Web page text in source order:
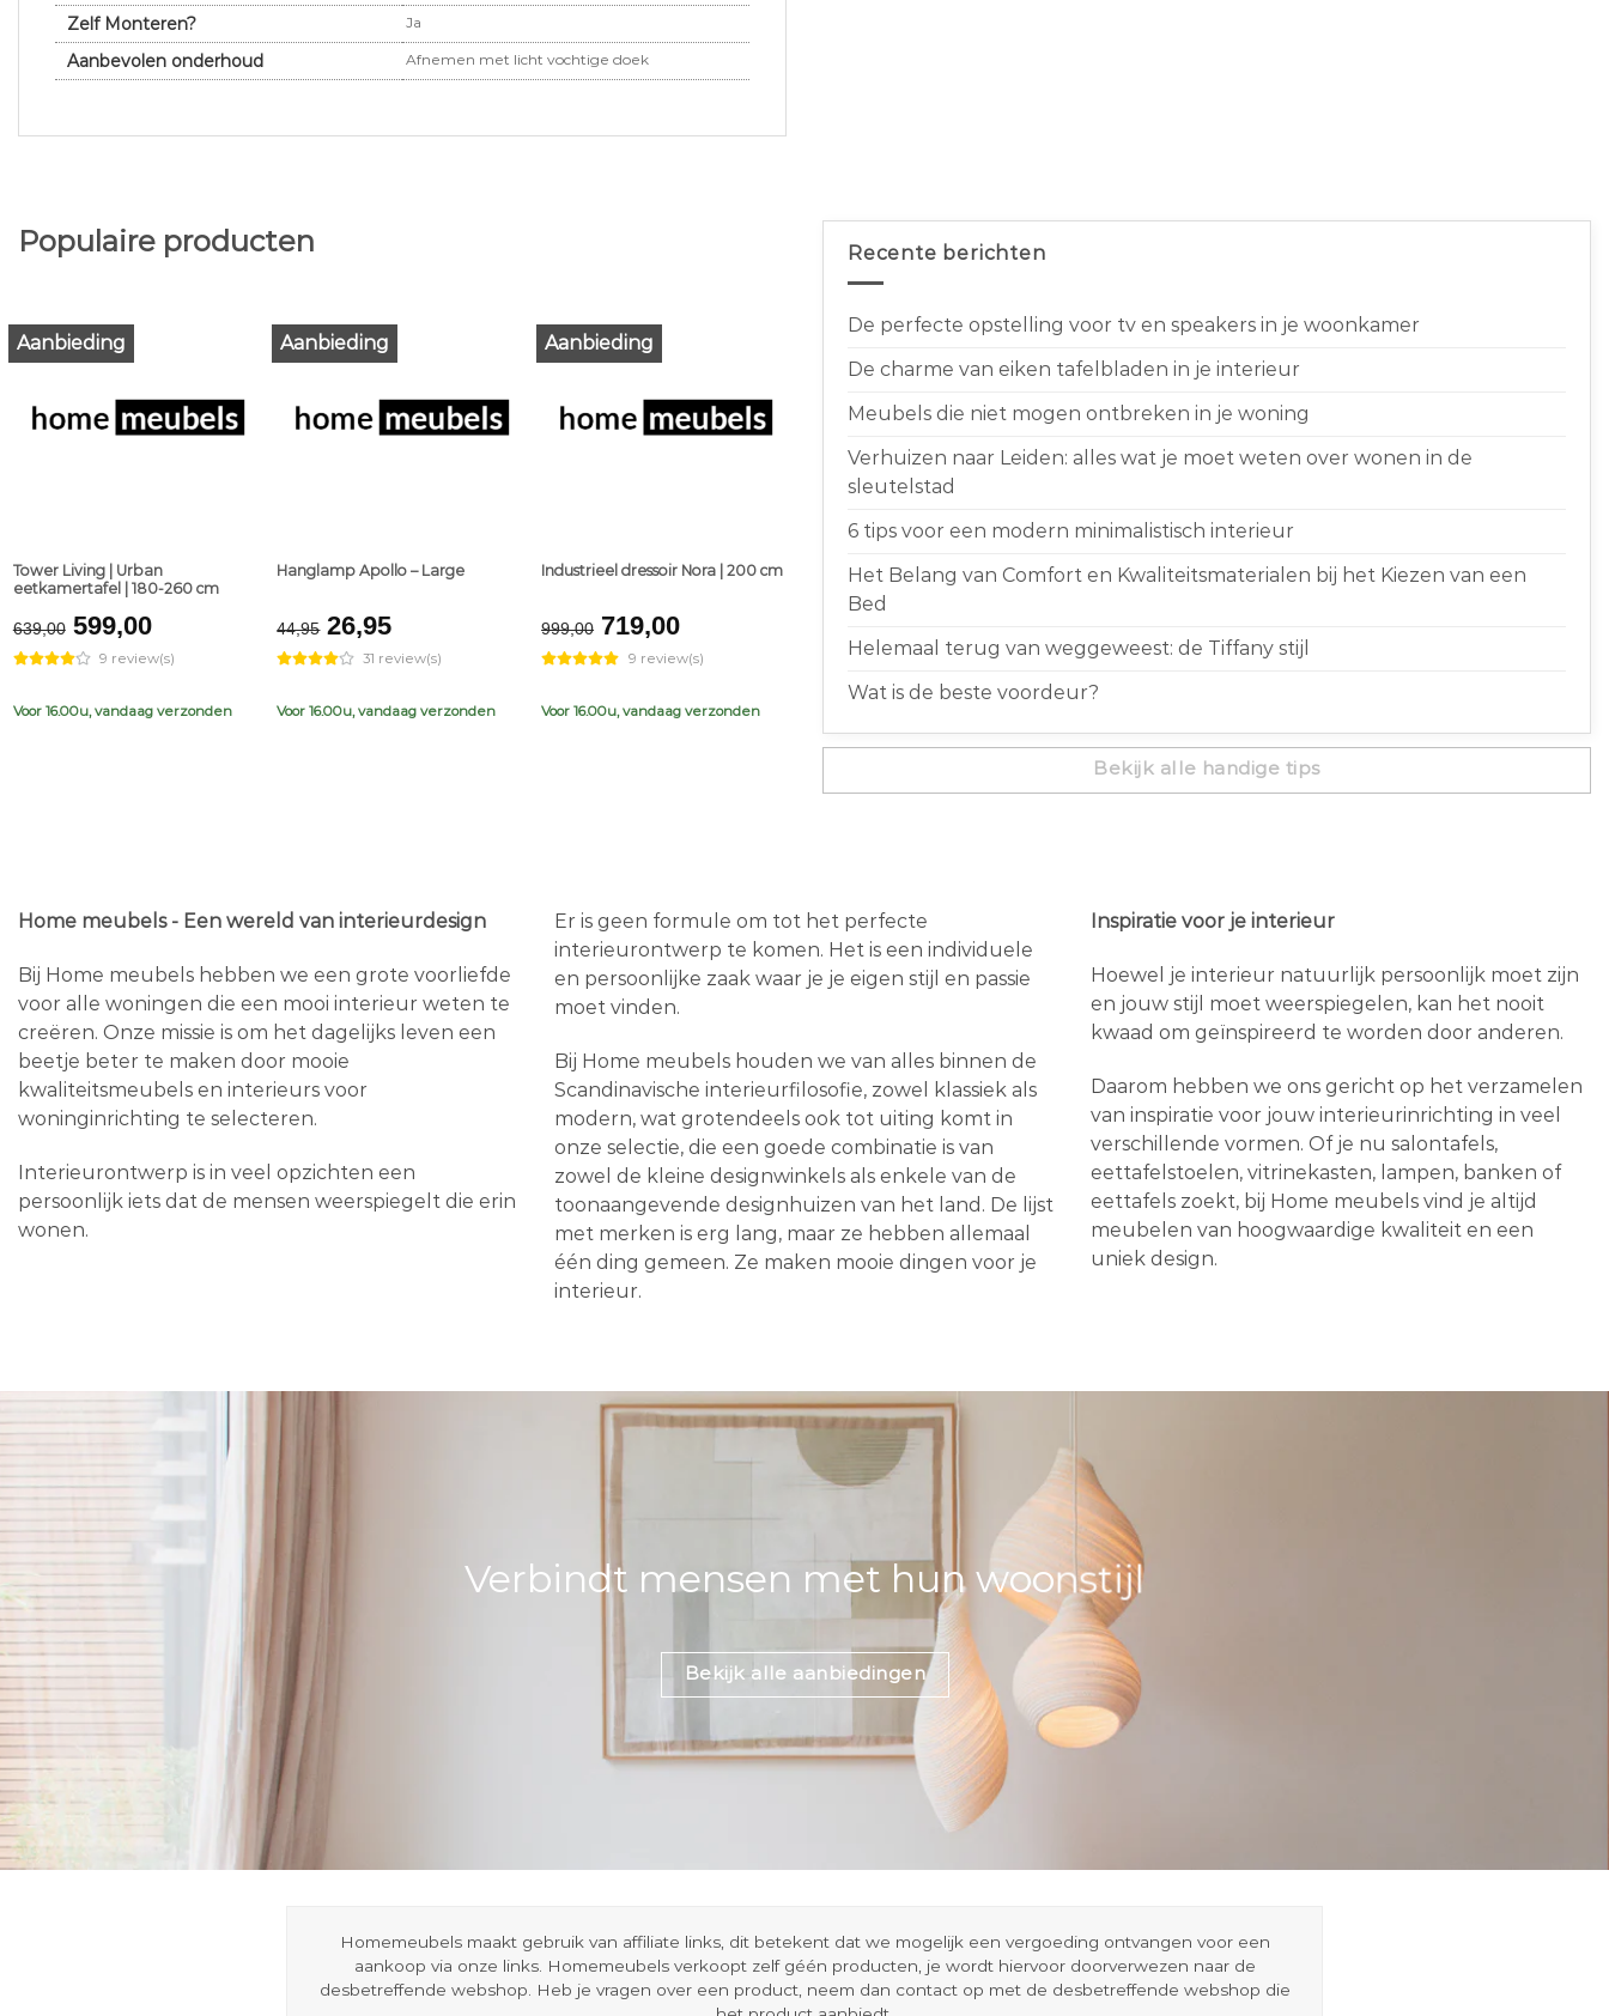
Zelf Monteren? Ja
Aanbevolen onderhoud Afnemen met licht vochtige doek
Populaire producten
Aanbieding
Tower Living | Urban
eetkamertafel | 180-260 cm
639,00 Original
price
was:
€639,00.
599,00Current
price
is:
€599,00.
9 review(s)
Voor 16.00u, vandaag verzonden
Aanbieding
Hanglamp Apollo – Large
44,95 Original
price
was:
€44,95.
26,95Current
price
€26,95.
31 review(s)
Voor 16.00u, vandaag verzonden
Aanbieding
Industrieel dressoir Nora | 200 cm
999,00 Original
price
was:
€999,00.
719,00Current
price
is:
€719,00.
9 review(s)
Voor 16.00u, vandaag verzonden
Recente berichten
De perfecte opstelling voor tv en speakers in je woonkamer
De charme van eiken tafelbladen in je interieur
Meubels die niet mogen ontbreken in je woning
Verhuizen naar Leiden: alles wat je moet weten over wonen in de
sleutelstad
6 tips voor een modern minimalistisch interieur
Het Belang van Comfort en Kwaliteitsmaterialen bij het Kiezen van een
Bed
Helemaal terug van weggeweest: de Tiffany stijl
Wat is de beste voordeur?
Bekijk alle handige tips
Home meubels - Een wereld van interieurdesign
Bij Home meubels hebben we een grote voorliefde
voor alle woningen die een mooi interieur weten te
creëren. Onze missie is om het dagelijks leven een
beetje beter te maken door mooie
kwaliteitsmeubels en interieurs voor
woninginrichting te selecteren.
Interieurontwerp is in veel opzichten een
persoonlijk iets dat de mensen weerspiegelt die erin
wonen.
Er is geen formule om tot het perfecte
interieurontwerp te komen. Het is een individuele
en persoonlijke zaak waar je je eigen stijl en passie
moet vinden.
Bij Home meubels houden we van alles binnen de
Scandinavische interieurfilosofie, zowel klassiek als
modern, wat grotendeels ook tot uiting komt in
onze selectie, die een goede combinatie is van
zowel de kleine designwinkels als enkele van de
toonaangevende designhuizen van het land. De lijst
met merken is erg lang, maar ze hebben allemaal
één ding gemeen. Ze maken mooie dingen voor je
interieur.
Inspiratie voor je interieur
Hoewel je interieur natuurlijk persoonlijk moet zijn
en jouw stijl moet weerspiegelen, kan het nooit
kwaad om geïnspireerd te worden door anderen.
Daarom hebben we ons gericht op het verzamelen
van inspiratie voor jouw interieurinrichting in veel
verschillende vormen. Of je nu salontafels,
eettafelstoelen, vitrinekasten, lampen, banken of
eettafels zoekt, bij Home meubels vind je altijd
meubelen van hoogwaardige kwaliteit en een
uniek design.
Verbindt mensen met hun woonstijl
Bekijk alle aanbiedingen
Homemeubels maakt gebruik van affiliate links, dit betekent dat we mogelijk een vergoeding ontvangen voor een
aankoop via onze links. Homemeubels verkoopt zelf géén producten, je wordt hiervoor doorverwezen naar de
desbetreffende webshop. Heb je vragen over een product, neem dan contact op met de desbetreffende webshop die